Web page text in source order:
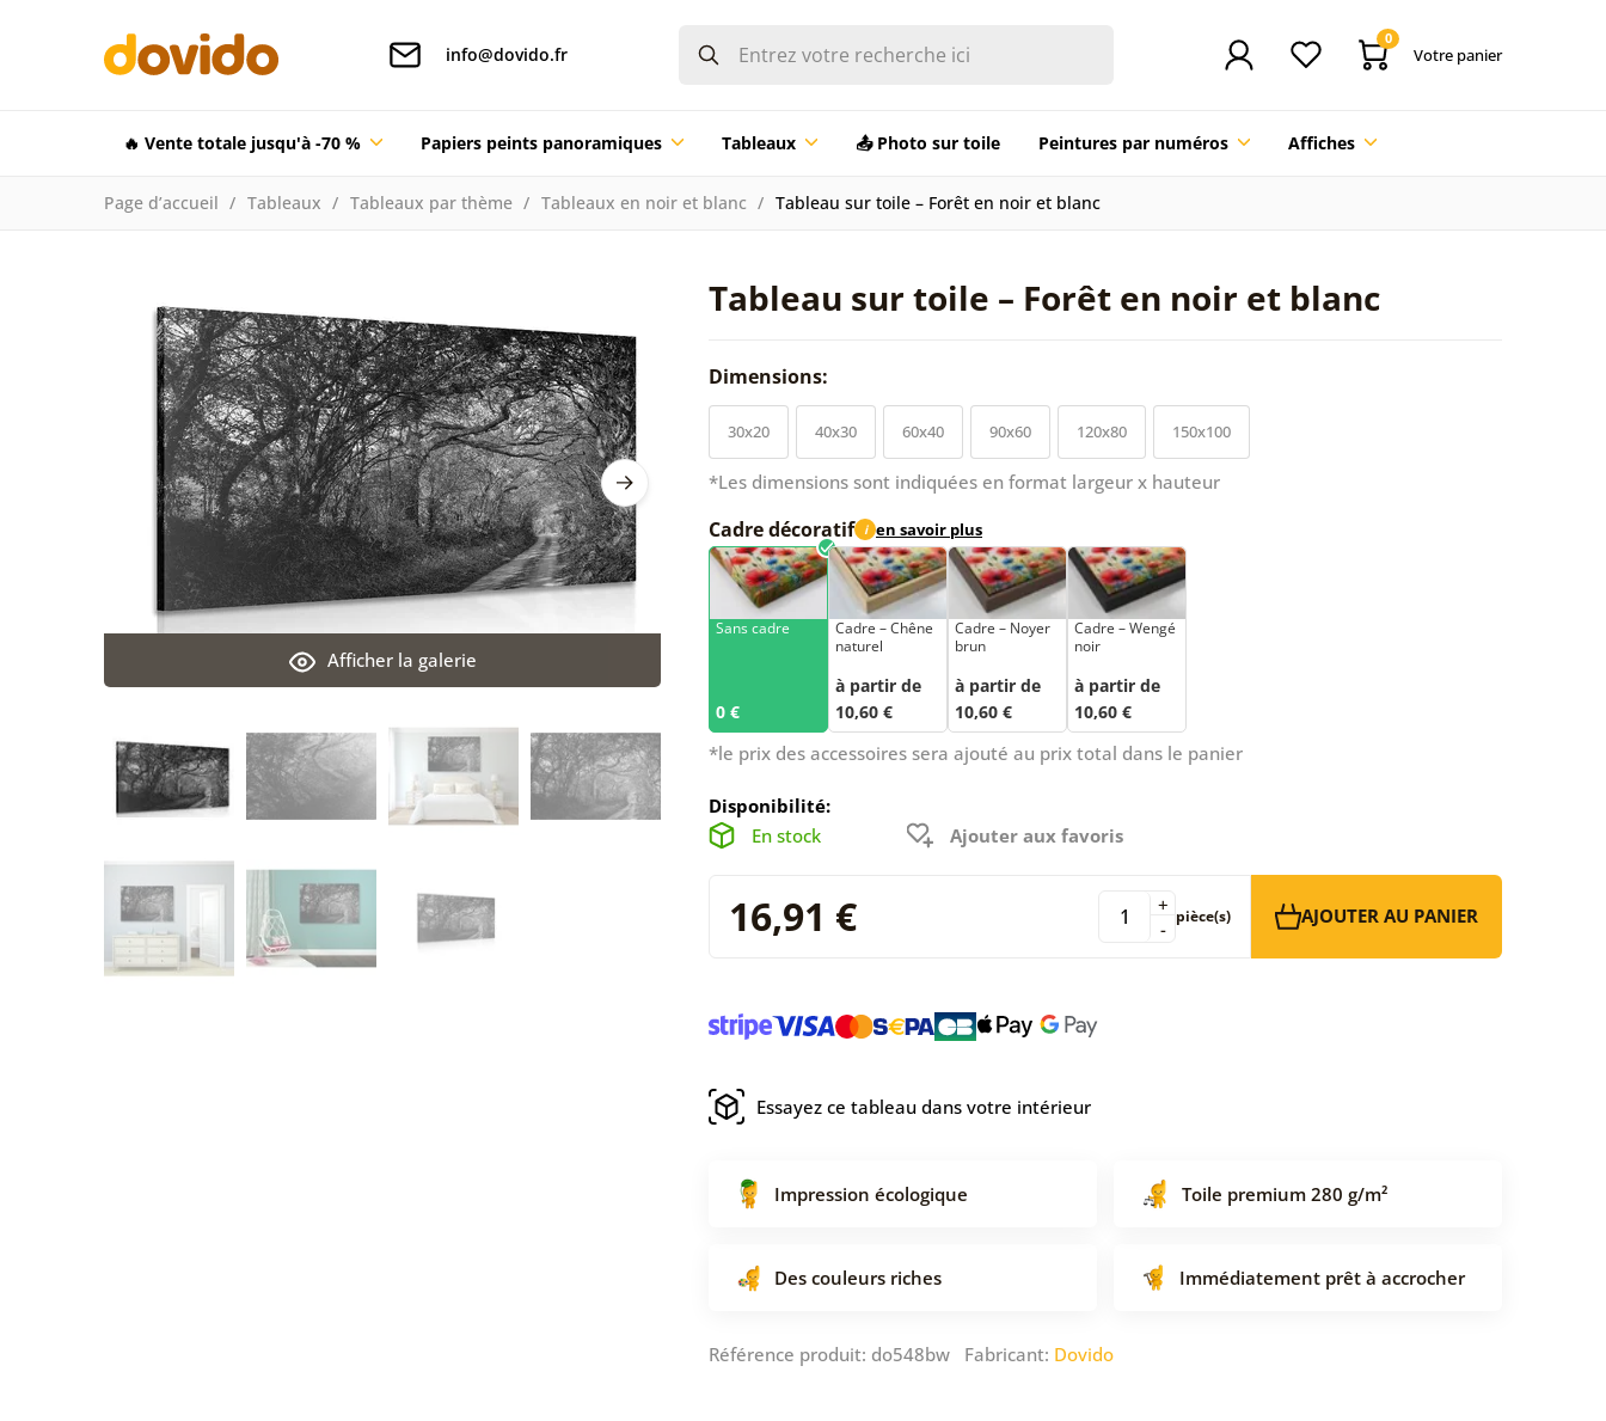
info@dovido.fr
0
Votre panier
🔥 Vente totale jusqu'à -70 % Papiers peints panoramiques Tableaux 📤 Photo sur toile Peintures par numéros Affiches
Page d’accueil Tableaux Tableaux par thème Tableaux en noir et blanc Tableau sur toile – Forêt en noir et blanc
Tableau sur toile – Forêt en noir et blanc
Afficher la galerie
Dimensions:
30x20 40x30 60x40 90x60 120x80 150x100
*Les dimensions sont indiquées en format largeur x hauteur
Cadre décoratif i en savoir plus
Sans cadre
0 €
Cadre – Chêne
naturel
à partir de
10,60 €
Cadre – Noyer
brun
à partir de
10,60 €
Cadre – Wengé
noir
à partir de
10,60 €
*le prix des accessoires sera ajouté au prix total dans le panier
Disponibilité:
En stock
Ajouter aux favoris
16,91 € -
+ pièce(s) AJOUTER AU PANIER
Essayez ce tableau dans votre intérieur
Impression écologique Toile premium 280 g/m²
Des couleurs riches Immédiatement prêt à accrocher
Référence produit: do548bw Fabricant: Dovido